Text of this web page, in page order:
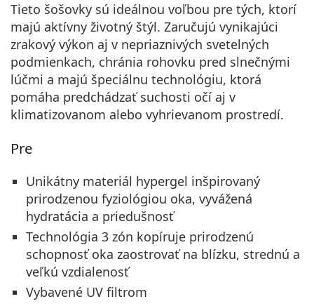
Tieto šošovky sú ideálnou voľbou pre tých, ktorí
majú aktívny životný štýl. Zaručujú vynikajúci
zrakový výkon aj v nepriaznivých svetelných
podmienkach, chránia rohovku pred slnečnými
lúčmi a majú špeciálnu technológiu, ktorá
pomáha predchádzať suchosti očí aj v
klimatizovanom alebo vyhrievanom prostredí.
Pre
Unikátny materiál hypergel inšpirovaný
prirodzenou fyziológiou oka, vyvážená
hydratácia a priedušnosť
Technológia 3 zón kopíruje prirodzenú
schopnosť oka zaostrovať na blízku, strednú a
veľkú vzdialenosť
Vybavené UV filtrom